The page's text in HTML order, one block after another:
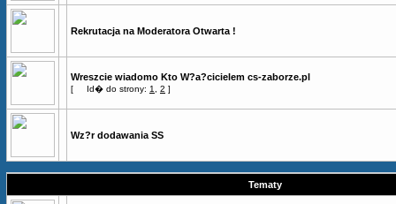
Rekrutacja na Moderatora Otwarta !
Wreszcie wiadomo Kto W?a?cicielem cs-zaborze.pl
[ Id� do strony: 1 2 ]
Wz?r dodawania SS
Tematy